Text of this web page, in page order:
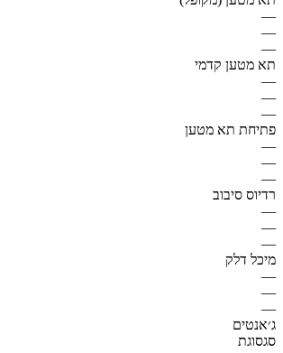
—
—
—
תא מטען קדמי
—
—
—
פתיחת תא מטען
—
—
—
רדיוס סיבוב
—
—
—
מיכל דלק
—
—
—
ג׳אנטים
סגסוגת